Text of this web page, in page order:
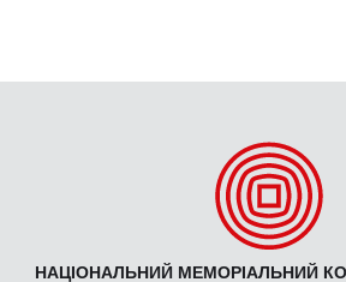
НАЦІОНАЛЬНИЙ МЕМОРІАЛЬНИЙ